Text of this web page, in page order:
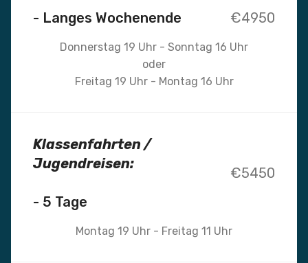
- Langes Wochenende €4950
Donnerstag 19 Uhr - Sonntag 16 Uhr
oder
Freitag 19 Uhr - Montag 16 Uhr
Klassenfahrten /
Jugendreisen:
- 5 Tage
€5450
Montag 19 Uhr - Freitag 11 Uhr